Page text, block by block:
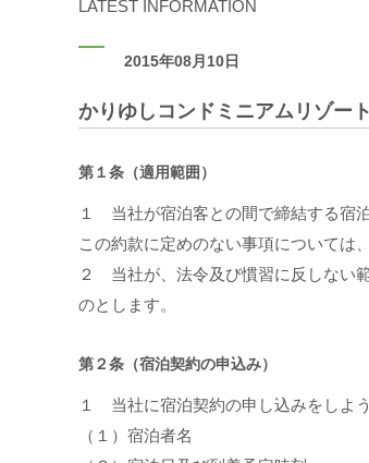
LATEST INFORMATION
2015年08月10日
かりゆしコンドミニアムリゾー
第１条（適用範囲）
１ 当社が宿泊客との間で締結する宿
この約款に定めのない事項については
２ 当社が、法令及び慣習に反しない
のとします。
第２条（宿泊契約の申込み）
１ 当社に宿泊契約の申し込みをしよ
（１）宿泊者名